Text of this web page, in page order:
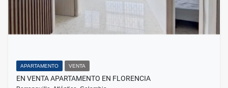
APARTAMENTO VENTA
EN VENTA APARTAMENTO EN FLORENCIA